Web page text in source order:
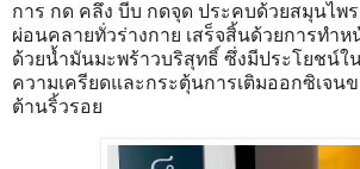
การ กด คลึง บีบ กดจุด ประคบด้วยสมุนไพ
ผ่อนคลายทั่วร่างกาย เสร็จสิ้นด้วยการทำ
ด้วยน้ำมันมะพร้าวบริสุทธิ์ ซึ่งมีประโยชน์ใ
ความเครียดและกระตุ้นการเติมออกซิเจน
ต้านริ้วรอย